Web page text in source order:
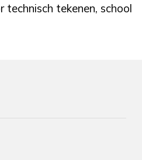
tekenen, school